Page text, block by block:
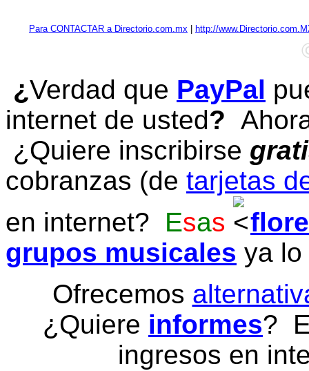
Para CONTACTAR a Directorio.com.mx http://
¿Verdad que PayPal
internet de usted?
¿Quiere inscribirse
cobranzas (de tarjetas
en internet? Esas
grupos musicales ya
Ofrecemos
¿Quiere informes?
ingresos en